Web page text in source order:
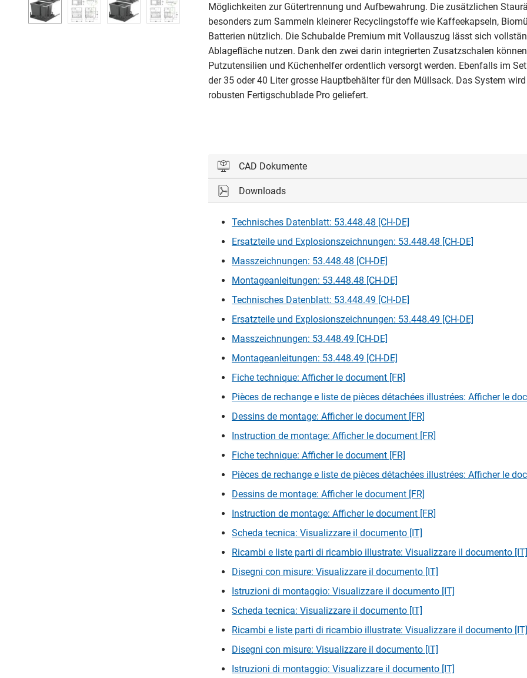
Möglichkeiten zur Gütertrennung und Aufbewahrung. Die zusätzlichen
besonders zum Sammeln kleinerer Recyclingstoffe wie Kaffeekapseln,
Batterien nützlich. Die Schubalde Premium mit Vollauszug lässt sich
Ablagefläche nutzen. Dank den zwei darin integrierten Zusatzschalen können
Putzutensilien und Küchenhelfer ordentlich versorgt werden. Ebenfalls im
der 35 oder 40 Liter grosse Hauptbehälter für den Müllsack. Das System
robusten Fertigschublade Pro geliefert.
CAD Dokumente
Bitte einloggen, um die CAD‑Dateien anzeigen und herunterladen zu
Einloggen
Downloads
Technisches Datenblatt: 53.448.48 [CH-DE]
Ersatzteile und Explosionszeichnungen: 53.448.48 [CH-DE]
Masszeichnungen: 53.448.48 [CH-DE]
Montageanleitungen: 53.448.48 [CH-DE]
Technisches Datenblatt: 53.448.49 [CH-DE]
Ersatzteile und Explosionszeichnungen: 53.448.49 [CH-DE]
Masszeichnungen: 53.448.49 [CH-DE]
Montageanleitungen: 53.448.49 [CH-DE]
Fiche technique: Afficher le document [FR]
Pièces de rechange e liste de pièces détachées illustrées: Afficher le
Dessins de montage: Afficher le document [FR]
Instruction de montage: Afficher le document [FR]
Fiche technique: Afficher le document [FR]
Pièces de rechange e liste de pièces détachées illustrées: Afficher le
Dessins de montage: Afficher le document [FR]
Instruction de montage: Afficher le document [FR]
Scheda tecnica: Visualizzare il documento [IT]
Ricambi e liste parti di ricambio illustrate: Visualizzare il documento [IT]
Disegni con misure: Visualizzare il documento [IT]
Istruzioni di montaggio: Visualizzare il documento [IT]
Scheda tecnica: Visualizzare il documento [IT]
Ricambi e liste parti di ricambio illustrate: Visualizzare il documento [IT]
Disegni con misure: Visualizzare il documento [IT]
Istruzioni di montaggio: Visualizzare il documento [IT]